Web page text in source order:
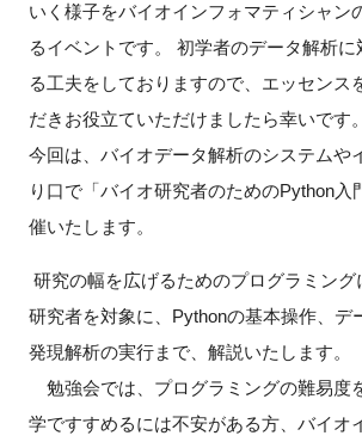
LINK-Jを知る
特別会員
イベントお知らせメール登録
いく様子をバイオインフォマティシャン
るイベントです。 初学者のデータ解析
る工夫をしておりますので、エッセンス
だきお役立ていただけましたら幸いです。
今回は、バイオデータ解析のシステムや
り口で「バイオ研究者のためのPython入
催いたします。
研究の幅を広げるためのプログラミン
研究者を対象に、Pythonの基本操作、デ
発現解析の実行まで、解説いたします。
勉強会では、プログラミングの難易度
学ですすめるには不安がある方、バイオ